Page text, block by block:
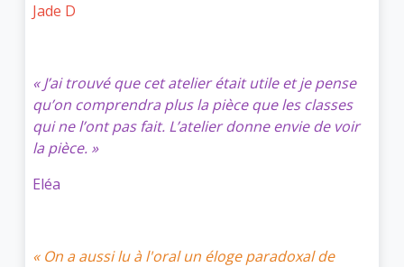
Jade D
« J’ai trouvé que cet atelier était utile et je pense
qu’on comprendra plus la pièce que les classes
qui ne l’ont pas fait. L’atelier donne envie de voir
la pièce. »
Eléa
« On a aussi lu à l'oral un éloge paradoxal de